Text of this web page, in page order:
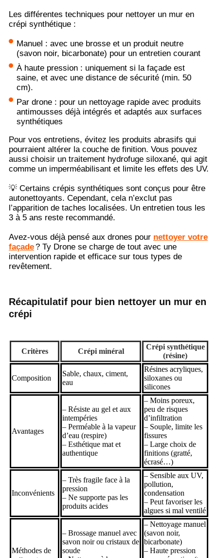
Les différentes techniques pour nettoyer un mur en
crépi synthétique :
Manuel : avec une brosse et un produit neutre
(savon noir, bicarbonate) pour un entretien courant
À haute pression : uniquement si la façade est
saine, et avec une distance de sécurité (min. 50
cm).
Par drone : pour un nettoyage rapide avec produits
antimousses déjà intégrés et adaptés aux surfaces
synthétiques
Pour vos entretiens, évitez les produits abrasifs qui
pourraient altérer la couche de finition. Vous pouvez
aussi choisir un traitement hydrofuge siloxané, qui agit
comme un imperméabilisant et limite les effets des UV.
💡 Certains crépis synthétiques sont conçus pour être
autonettoyants. Cependant, cela n’exclut pas
l’apparition de taches localisées. Un entretien tous les
3 à 5 ans reste recommandé.
Avez-vous déjà pensé aux drones pour nettoyer votre
façade? Ty Drone se charge de tout avec une
intervention rapide et efficace sur tous types de
revêtement.
Récapitulatif pour bien nettoyer un mur en
crépi
Critères Crépi minéral
Crépi synthétique
(résine)
Composition
Sable, chaux, ciment,
eau
Résines acryliques,
siloxanes ou
silicones
Avantages
– Résiste au gel et aux
intempéries
– Perméable à la vapeur
d’eau (respire)
– Esthétique mat et
authentique
– Moins poreux,
peu de risques
d’infiltration
– Souple, limite les
fissures
– Large choix de
finitions (gratté,
écrasé…)
Inconvénients
– Très fragile face à la
pression
– Ne supporte pas les
produits acides
– Sensible aux UV,
pollution,
condensation
– Peut favoriser les
algues si mal ventilé
Méthodes de
– Brossage manuel avec
savon noir ou cristaux de
soude
– Nettoyage manuel
(savon noir,
bicarbonate)
– Haute pression